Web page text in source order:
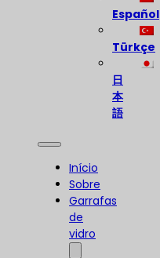
Español
Türkçe
日
本
語
Início
Sobre
Garrafas
de
vidro